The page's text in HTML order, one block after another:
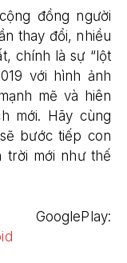
đồng người
thay đổi, nhiều
chính là sự “lột
với hình ảnh
mẽ và hiên
mới. Hãy cùng
bước tiếp con
trời mới như thế